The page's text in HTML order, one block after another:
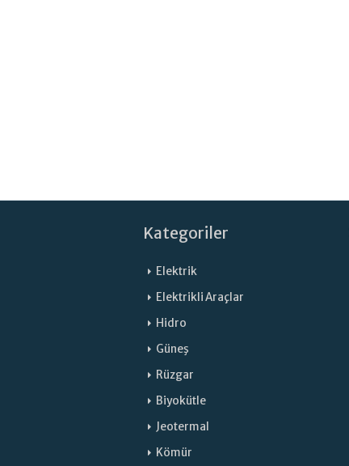
Kategoriler
Elektrik
Elektrikli Araçlar
Hidro
Güneş
Rüzgar
Biyokütle
Jeotermal
Kömür